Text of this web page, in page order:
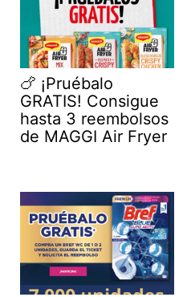
🍗 ¡Pruébalo
GRATIS! Consigue
hasta 3 reembolsos
de MAGGI Air Fryer